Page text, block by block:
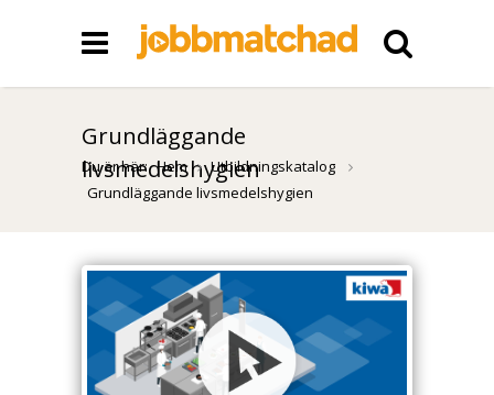
Grundläggande
livsmedelshygien
Du är här: Hem
Utbildningskatalog
Grundläggande livsmedelshygien